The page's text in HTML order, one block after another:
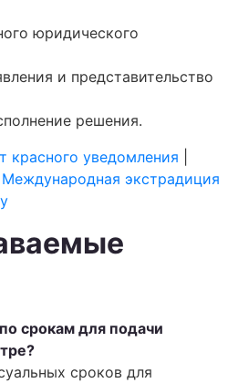
юридического
и представительство
решения.
красного уведомления
Международная экстрадиция
срокам для подачи
сроков для